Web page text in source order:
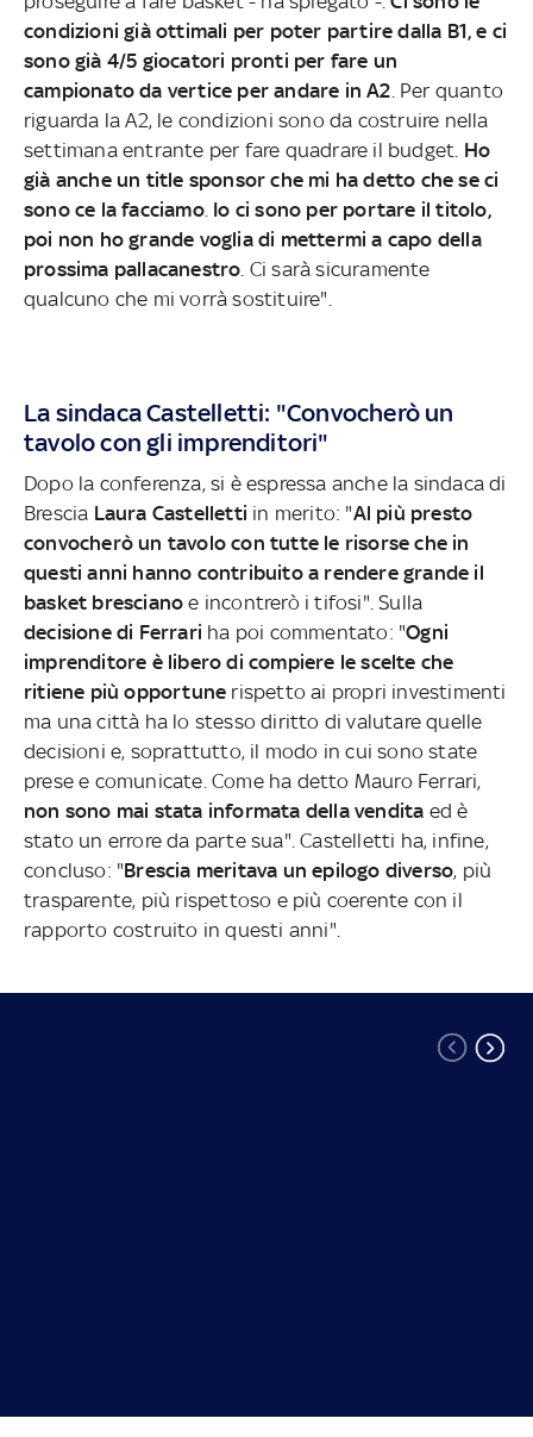
condizioni già ottimali per poter partire dalla B1, e ci
sono già 4/5 giocatori pronti per fare un
campionato da vertice per andare in A2 . Per quanto
riguarda la A2, le condizioni sono da costruire nella
settimana entrante per fare quadrare il budget. Ho
già anche un title sponsor che mi ha detto che se ci
sono ce la facciamo. Io ci sono per portare il titolo,
poi non ho grande voglia di mettermi a capo della
prossima pallacanestro . Ci sarà sicuramente
qualcuno che mi vorrà sostituire".
La sindaca Castelletti: "Convocherò un
tavolo con gli imprenditori"
Dopo la conferenza, si è espressa anche la sindaca di
Brescia Laura Castelletti in merito: "Al più presto
convocherò un tavolo con tutte le risorse che in
questi anni hanno contribuito a rendere grande il
basket bresciano e incontrerò i tifosi". Sulla
decisione di Ferrari ha poi commentato: "Ogni
imprenditore è libero di compiere le scelte che
ritiene più opportune rispetto ai propri investimenti
ma una città ha lo stesso diritto di valutare quelle
decisioni e, soprattutto, il modo in cui sono state
prese e comunicate. Come ha detto Mauro Ferrari,
non sono mai stata informata della vendita ed è
stato un errore da parte sua". Castelletti ha, infine,
concluso: "Brescia meritava un epilogo diverso, più
trasparente, più rispettoso e più coerente con il
rapporto costruito in questi anni".